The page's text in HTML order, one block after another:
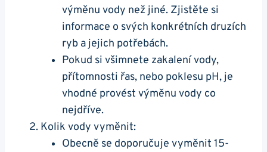
výměnu vody než jiné. Zjistěte si
informace o svých konkrétních druzích
ryb a jejich potřebách.
Pokud si⁣ všimnete zakalení ⁣vody,
přítomnosti řas, nebo poklesu pH, je
vhodné ‍provést výměnu vody co
nejdříve.
Kolik ⁣vody vyměnit:
Obecně se doporučuje vyměnit 15-